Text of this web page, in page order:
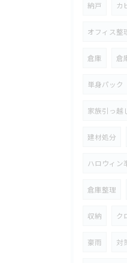
納戸 カ
オフィス整
倉庫 倉
単身パック
家族引っ越
建材処分
ハロウィン
倉庫整理
収納 ク
豪雨 対